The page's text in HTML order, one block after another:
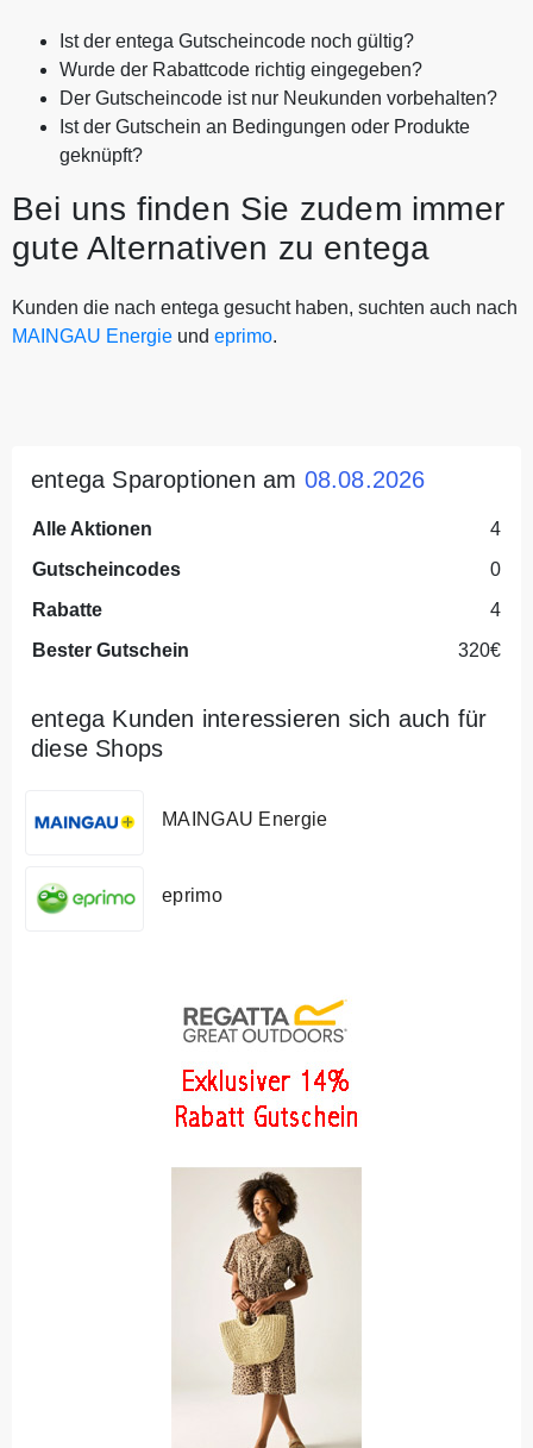
Ist der entega Gutscheincode noch gültig?
Wurde der Rabattcode richtig eingegeben?
Der Gutscheincode ist nur Neukunden vorbehalten?
Ist der Gutschein an Bedingungen oder Produkte
geknüpft?
Bei uns finden Sie zudem immer
gute Alternativen zu entega
Kunden die nach entega gesucht haben, suchten auch nach
MAINGAU Energie und eprimo.
entega Sparoptionen am 08.08.2026
Alle Aktionen
4
Gutscheincodes
0
Rabatte
4
Bester Gutschein
320€
entega Kunden interessieren sich auch für
diese Shops
MAINGAU Energie
eprimo